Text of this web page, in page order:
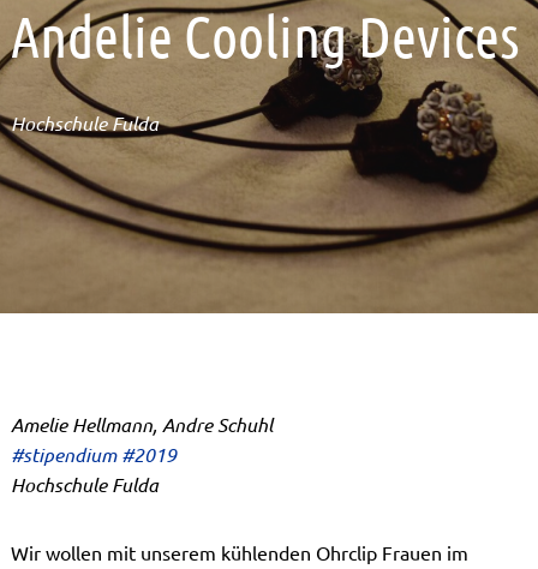
Andelie Cooling Devices
Hochschule Fulda
Amelie Hellmann, Andre Schuhl
#stipendium #2019
Hochschule Fulda
Wir wollen mit unserem kühlenden Ohrclip Frauen im